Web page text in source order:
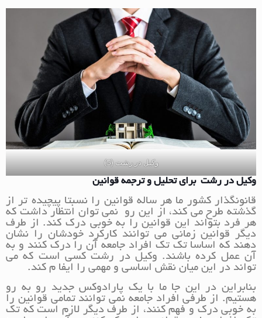
وکیل در رشت (5)
وکیل در رشت برای تحلیل و ترجمه قوانین
قانونگذار کشور ما هر ساله قوانین را نسبتا پیچیده تر از
گذشته طرح می کند، از این رو نمی توان انتظار داشت که
هر فرد بتواند این قوانین را به خوبی درک کند. از طرف
دیگر قوانین زمانی می توانند کارکرد خودشان را نشان
دهند که اساسا تک تک افراد جامعه آن را درک کنند و به
آن عمل کرده باشند. وکیل در رشت کسی است که می
تواند در این میان نقش اساسی و مهمی را ایفا م کند.
بنابراین در این جا ما با یک پارادوکس جدید رو به رو
هستیم. از طرفی افراد جامعه نمی توانند تمامی قوانین را
به خوبی درک و فهم کنند، از طرف دیگر لازم است که تک